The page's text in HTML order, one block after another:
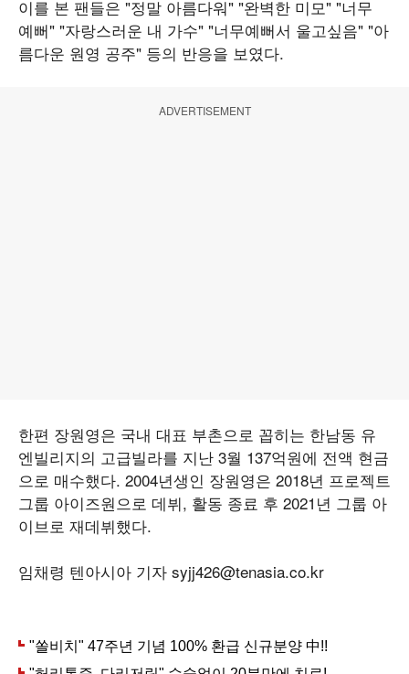
이를 본 팬들은 "정말 아름다워" "완벽한 미모" "너무
예뻐" "자랑스러운 내 가수" "너무예뻐서 울고싶음" "아
름다운 원영 공주" 등의 반응을 보였다.
ADVERTISEMENT
한편 장원영은 국내 대표 부촌으로 꼽히는 한남동 유
엔빌리지의 고급빌라를 지난 3월 137억원에 전액 현금
으로 매수했다. 2004년생인 장원영은 2018년 프로젝트
그룹 아이즈원으로 데뷔, 활동 종료 후 2021년 그룹 아
이브로 재데뷔했다.
임채령 텐아시아 기자 syjj426@tenasia.co.kr